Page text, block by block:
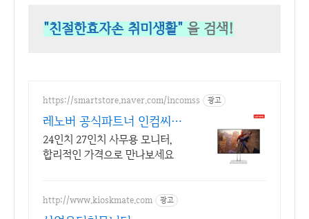
"친절한효자손 취미생활" 을 검색!
https://smartstore.naver.com/incomss 광고
레노버 공식파트너 인컴씨앤
씨
24인치 27인치 사무용 모니터,
합리적인 가격으로 만나보세요
http://www.kioskmate.com 광고